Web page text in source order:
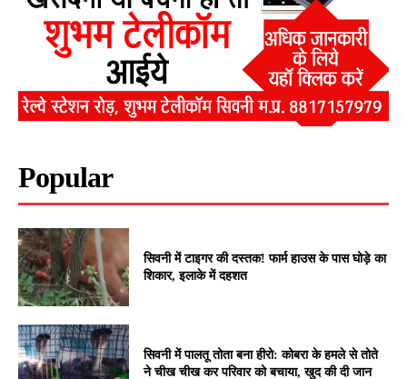
Popular
सिवनी में टाइगर की दस्तक! फार्म हाउस के पास घोड़े का
शिकार, इलाके में दहशत
सिवनी में पालतू तोता बना हीरो: कोबरा के हमले से तोते
ने चीख चीख कर परिवार को बचाया, खुद की दी जान